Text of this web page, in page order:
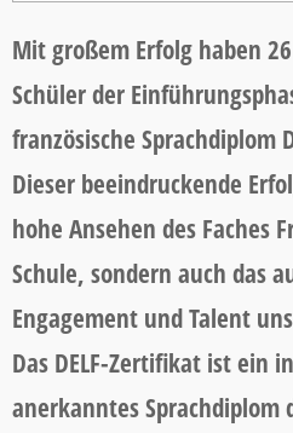
Mit großem Erfolg haben
Schüler der
französische Sprachdiplom
Dieser beeindruckende
hohe Ansehen des Faches
Schule, sondern auch das
Engagement und Talent
Das DELF-Zertifikat ist ein
anerkanntes Sprachdiplom